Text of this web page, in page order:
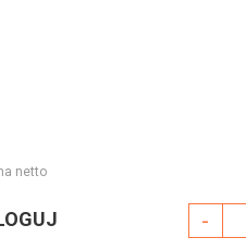
netto
-